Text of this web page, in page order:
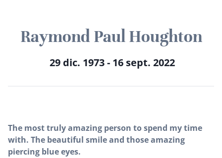
Raymond Paul Houghton
29 dic. 1973 - 16 sept. 2022
The most truly amazing person to spend my time
with. The beautiful smile and those amazing
piercing blue eyes.